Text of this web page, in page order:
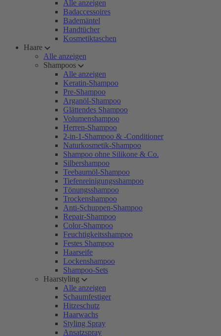
Alle anzeigen
Badaccessoires
Bademäntel
Handtücher
Kosmetiktaschen
Haare
Alle anzeigen
Shampoos
Alle anzeigen
Keratin-Shampoo
Pre-Shampoo
Arganöl-Shampoo
Glättendes Shampoo
Volumenshampoo
Herren-Shampoo
2-in-1-Shampoo & -Conditioner
Naturkosmetik-Shampoo
Shampoo ohne Silikone & Co.
Silbershampoo
Teebaumöl-Shampoo
Tiefenreinigungsshampoo
Tönungsshampoo
Trockenshampoo
Anti-Schuppen-Shampoo
Repair-Shampoo
Color-Shampoo
Feuchtigkeitsshampoo
Festes Shampoo
Haarseife
Lockenshampoo
Shampoo-Sets
Haarstyling
Alle anzeigen
Schaumfestiger
Hitzeschutz
Haarwachs
Styling Spray
Ansatzspray